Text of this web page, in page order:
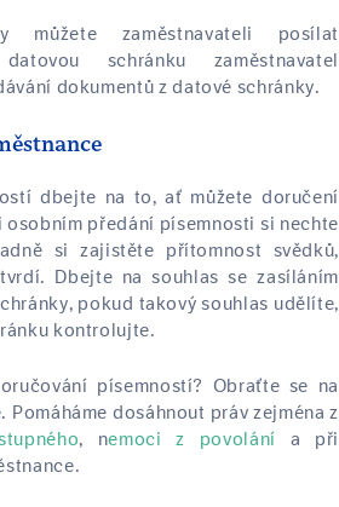
můžete zaměstnavateli posílat
schránku zaměstnavatel
dokumentů z datové schránky.
dbejte na to, ať můžete doručení
předání písemnosti si nechte
si zajistěte přítomnost svědků,
Dbejte na souhlas se zasíláním
pokud takový souhlas udělíte,
kontrolujte.
písemností? Obraťte se na
Pomáháme dosáhnout práv zejména z
, nemoci z povolání a při